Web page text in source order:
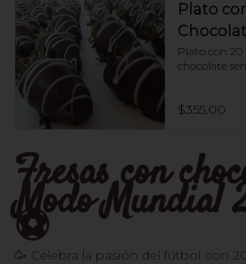
Plato
Plato con 20
chocolate
$355.00
Fresas con
Modo Mundial
⚽️
🥳 Celebra la pasión del fútbol con